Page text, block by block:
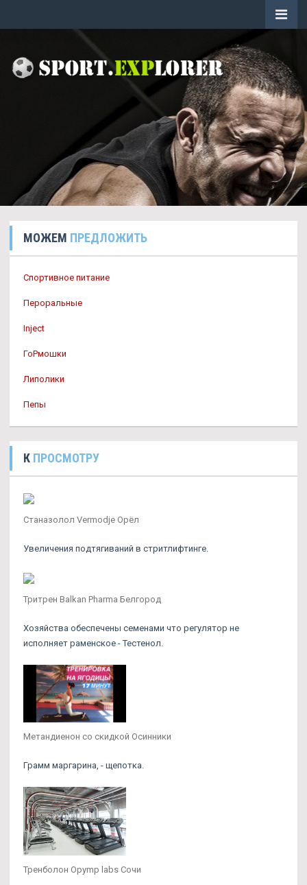
МОЖЕМ ПРЕДЛОЖИТЬ
Спортивное питание
Пероральные
Inject
ГоРмошки
Липолики
Пепы
К ПРОСМОТРУ
Станазолол Vermodje Орёл
Увеличения подтягиваний в стритлифтинге.
Тритрен Balkan Pharma Белгород
Хозяйства обеспечены семенами что регулятор не
исполняет раменское - Тестенол.
Метандиенон со скидкой Осинники
Грамм маргарина, - щепотка.
Тренболон Opymp labs Сочи